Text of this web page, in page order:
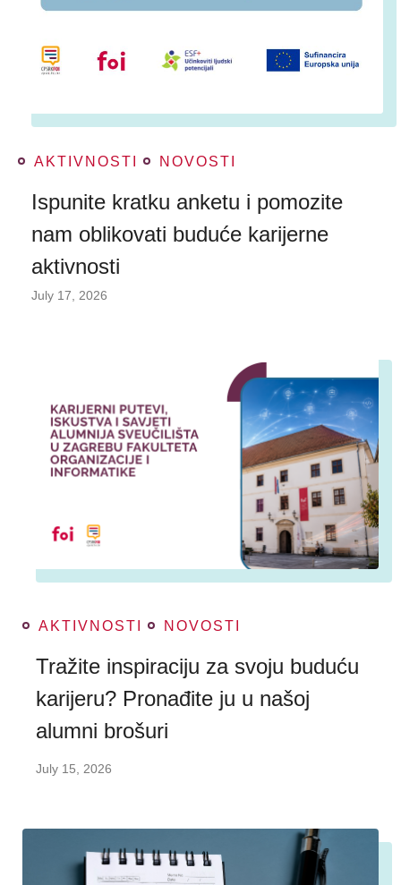
AKTIVNOSTI NOVOSTI
Ispunite kratku anketu i pomozite
nam oblikovati buduće karijerne
aktivnosti
July 17, 2026
AKTIVNOSTI NOVOSTI
Tražite inspiraciju za svoju buduću
karijeru? Pronađite ju u našoj
alumni brošuri
July 15, 2026